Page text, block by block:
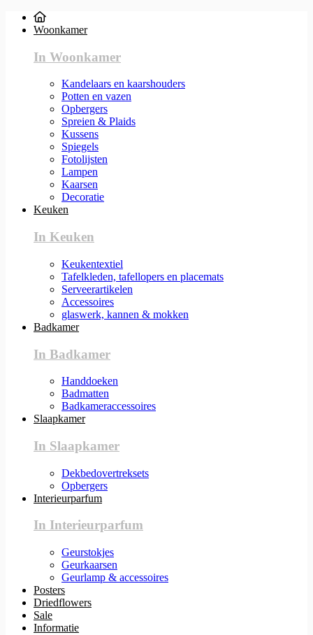
Woonkamer
In Woonkamer
Kandelaars en kaarshouders
Potten en vazen
Opbergers
Spreien & Plaids
Kussens
Spiegels
Fotolijsten
Lampen
Kaarsen
Decoratie
Keuken
In Keuken
Keukentextiel
Tafelkleden, tafellopers en placemats
Serveerartikelen
Accessoires
glaswerk, kannen & mokken
Badkamer
In Badkamer
Handdoeken
Badmatten
Badkameraccessoires
Slaapkamer
In Slaapkamer
Dekbedovertreksets
Opbergers
Interieurparfum
In Interieurparfum
Geurstokjes
Geurkaarsen
Geurlamp & accessoires
Posters
Driedflowers
Sale
Informatie